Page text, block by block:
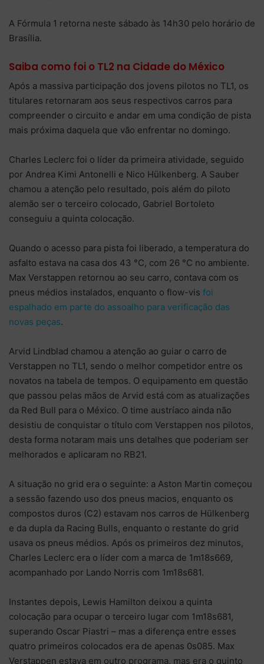
A Fórmula 1 retorna neste sábado às 14h30 pelo horário de
Brasília.
Saiba como foi o TL2 na Cidade do México
Após a massiva participação dos jovens pilotos no TL1, os
titulares retornaram aos seus respectivos carros para
compreender o circuito e andar em uma condição de pista
mais próxima daquela que vão enfrentar no domingo.
Charles Leclerc foi o líder da primeira atividade, seguido
por Andrea Kimi Antonelli e Nico Hülkenberg. A Sauber
chamou a atenção pelo resultado, pois além do piloto
alemão ser o terceiro colocado, Gabriel Bortoleto
conseguiu a quinta colocação.
Quando o acesso para pista foi liberado, a temperatura do
asfalto estava na casa dos 43 °C, com 26 °C no ambiente.
Max Verstappen retornou ao seu carro, contava com os
pneus médios instalados, enquanto o flow-vis foi
espalhado em parte do assoalho para verificação das
novas peças.
Arvid Lindblad chamou a atenção ao guiar o carro de
Verstappen no TL1, sendo o melhor competidor entre os
novatos na tabela de tempos. O equipamento em questão
que passou pelas mãos de Arvid está com as atualizações
da Red Bull para o México. O time austríaco ainda não
desistiu de conquistar o título com Verstappen nos pilotos,
desta forma notaram mais uns detalhes que poderiam ser
melhorados e aplicaram no RB21.
A situação no grid era o seguinte: a Aston Martin começou
a sessão fazendo uso dos pneus macios, enquanto os
compostos duros (C2) estavam nos carros de Hülkenberg
e da dupla da Racing Bulls, enquanto o restante do grid
usava os pneus médios. Após os primeiros dez minutos,
Charles Leclerc era o líder com a marca de 1m18s669,
acompanhado por Lando Norris com 1m18s681.
Instantes depois, Lewis Hamilton deixou a quinta
colocação para ocupar o terceiro lugar com 1m18s681,
superando Oscar Piastri – mas a diferença entre esses
quatro primeiros colocados era de apenas 0s085. Max
Verstappen estava em outro programa, mas era o quinto